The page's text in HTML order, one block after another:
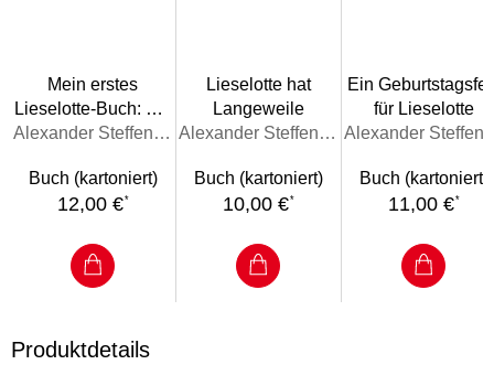
Mit Einschlaf-Garantie: Wenn alle Hühner, die Ziege und
auch Lieselotte endlich eingeschlafen ist, fallen auch alle
Kinderaugen müde zu
Mein erstes
Lieselotte-Buch: Auf
dem Bauernhof istAlexander Steffensmeier
Buch (kartoniert)
12,00 €*
Lieselotte hat
Langeweile
Alexander Steffensmeier
Buch (kartoniert)
10,00 €*
Ein
für Lieselotte
Buch (kartoniert)
11,00 €*
Produktdetails